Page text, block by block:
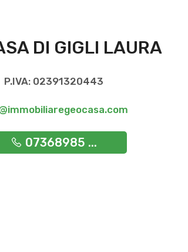
DI GIGLI LAURA
P.IVA: 02391320443
07368985 ...